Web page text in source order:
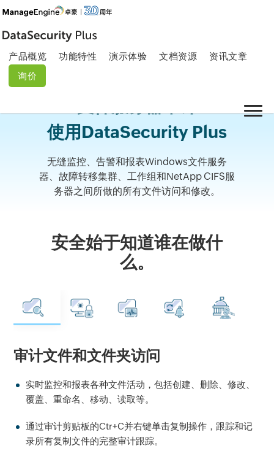
产品概览 功能特性 演示体验 文档资源
资讯文章
询价
使用DataSecurity Plus
无缝监控、告警和报表Windows文件服务
器、故障转移集群、工作组和NetApp CIFS服
务器之间所做的所有文件访问和修改。
安全始于知道谁在做什
么。
审计文件和文件夹访问
实时监控和报表各种文件活动，包括创建、删除、修改、
覆盖、重命名、移动、读取等。
通过审计剪贴板的Ctr+C并右键单击复制操作，跟踪和记
录所有复制文件的完整审计跟踪。